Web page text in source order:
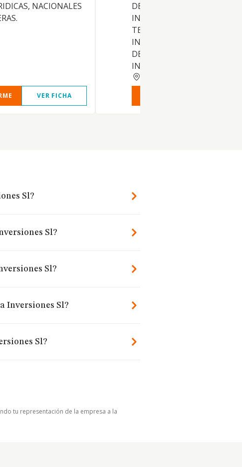
NACIONALES
VER FICHA
DE CONSULTORIA DE
INFORMATICA, TELEMATICA,
TELECOMUNICACIONES E
INTERNET, ASIMISMO
DEDICARSE A LA DIFUSION,
INVERSIONES, ESTUDIOS,
Sl?
Sl?
Sl?
Inversiones Sl?
Sl?
tu representación de la empresa a la